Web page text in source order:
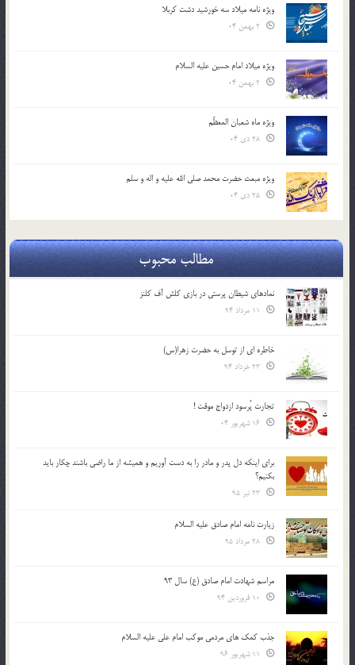
ویژه نامه میلاد سه خورشید دشت کربلا
ویژه میلاد امام حسین علیه السلام
ویژه ماه شعبان المعظّم
ویژه مبعث حضرت محمد صلی الله علیه و اله و سلم
مطالب محبوب
نمادهای شیطان پرستی در بازی کلش آف کلنز
خاطره ای از توسل به حضرت زهرا(س)
تجارت پُرسود ازدواج موقت !
براي اينكه دل پدر و مادر را به دست آوريم و هميشه از ما راضي باشند چكار بايد
بكنيم؟
زیارت نامه امام صادق علیه السلام
مراسم شهادت امام صادق (ع) سال 93
جذب کمک های مردمی موکب امام علی علیه السلام